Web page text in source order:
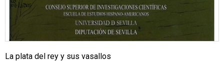
La plata del rey y sus vasallos